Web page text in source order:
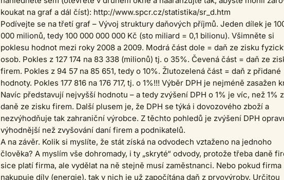
koukat na graf a dál číst): http://www.spcr.cz/statistika/sr_d.htm
Podívejte se na třetí graf – Vývoj struktury daňových příjmů. Jeden dílek je
000 milionů, tedy 100 000 000 000 Kč (sto miliard = 0,1 bilionu). Všimněte si
poklesu hodnot mezi roky 2008 a 2009. Modrá část dole = daň ze zisku
osob. Pokles z 127 174 na 83 338 (milionů) tj. o 35%. Čevená část = daň ze
firem. Pokles z 94 57 na 85 651, tedy o 10%. Žlutozelená část = daň z přidané
hodnoty. Pokles 177 816 na 176 717, tj. o 1%!!! Výběr DPH je nejméně zasažen
Navíc představují nejvyšší hodnotu – a tedy zvýšení DPH o 1% je víc, než 1% z
daně ze zisku firem. Další plusem je, že DPH se týká i dovozového zboží a
nezvýhodňuje tak zahraniční výrobce. Z těchto pohledů je zvýšení DPH
výhodnější než zvyšování daní firem a podnikatelů.
A na závěr. Kolik si myslíte, že stát získá na odvodech vztaženo na jednoho
člověka? A myslím vše dohromady, i ty „skryté“ odvody, protože třeba daně
sice platí firma, ale vydělat na ně stejně musí zaměstnanci. Nebo pokud firma
nakupuje díly (energie), tak v nich je už započítána daň z prvovýroby. Určitou